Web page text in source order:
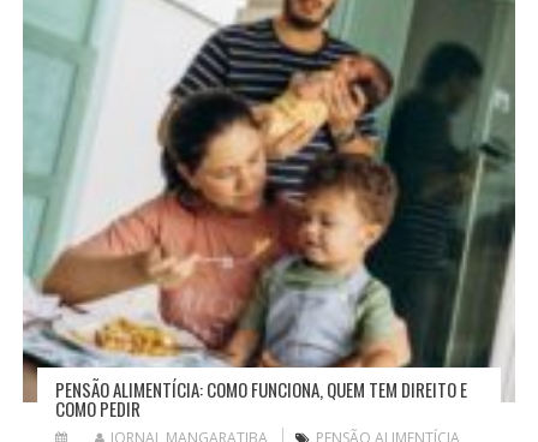
PENSÃO ALIMENTÍCIA: COMO FUNCIONA, QUEM TEM DIREITO E
COMO PEDIR